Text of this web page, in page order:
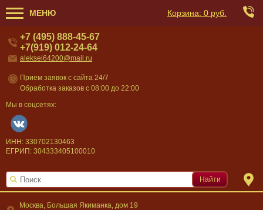
МЕНЮ Корзина: 0 руб.
Москва, Большая Якиманка, дом 19
+7 (495) 888-45-67
+7(919) 012-24-64
aleksei64200@mail.ru
Прием заявок с сайта 24/7
Обработка заказов с 08:00 до 22:00
Мы в соцсетях:
ИНН: 330702130463
ЕГРИП: 304333405100010
Найти